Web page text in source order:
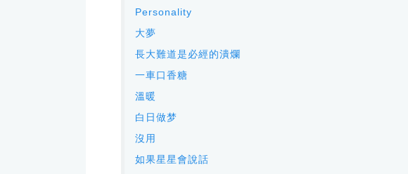
Personality
大夢
長大難道是必經的潰爛
一車口香糖
溫暖
白日做梦
沒用
如果星星會說話